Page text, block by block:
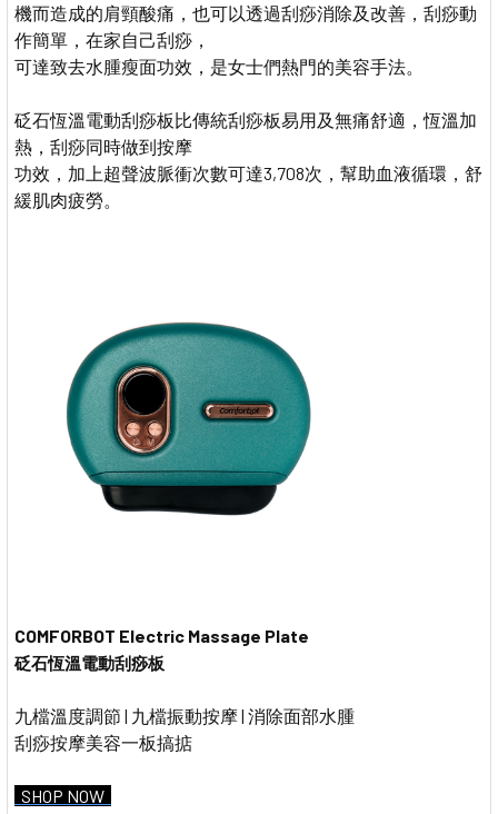
機而造成的肩頸酸痛，也可以透過刮痧消除及改善，刮痧動
作簡單，在家自己刮痧，
可達致去水腫瘦面功效，是女士們熱門的美容手法。
砭石恆溫電動刮痧板比傳統刮痧板易用及無痛舒適，恆溫加
熱，刮痧同時做到按摩
功效，加上超聲波脈衝次數可達3,708次，幫助血液循環，舒
緩肌肉疲勞。
COMFORBOT Electric Massage Plate
砭石恆溫電動刮痧板
九檔溫度調節 | 九檔振動按摩 | 消除面部水腫
刮痧按摩美容一板搞掂
SHOP NOW